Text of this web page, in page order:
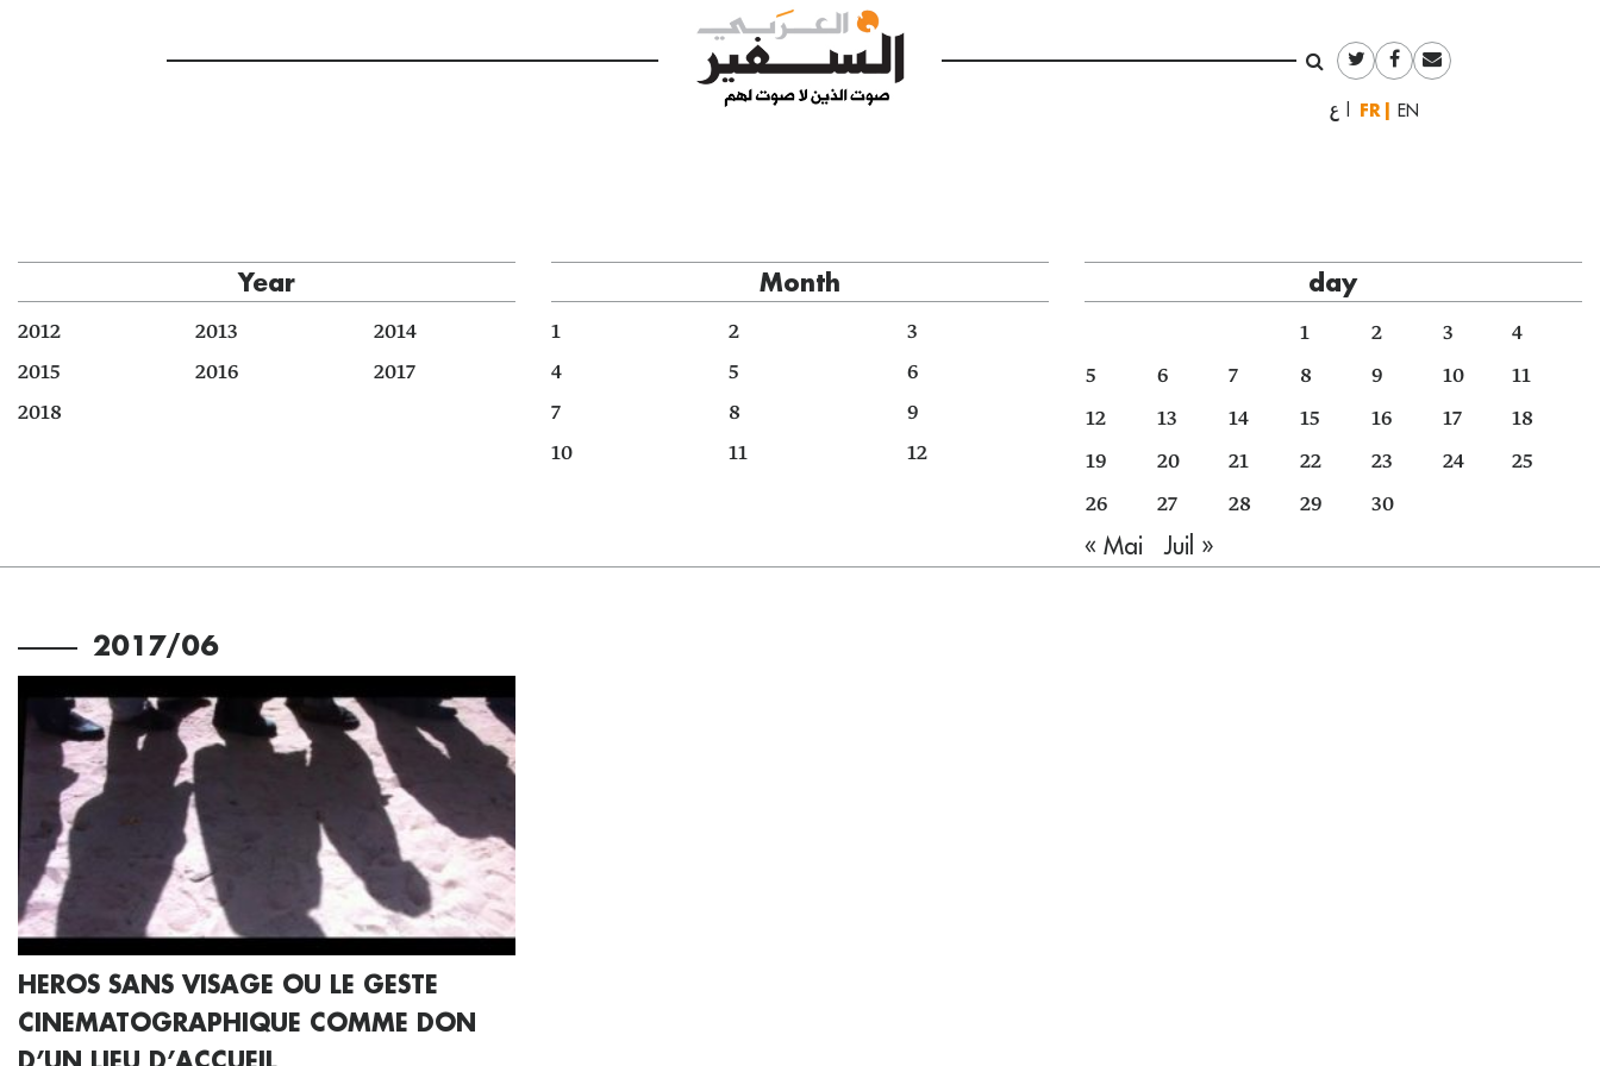
العربيةFrançais
English
Year
2012 2013
2014
2015
2016
2017
2018
Month
1 2
3
4
5
6
7
8
9
10
11 12
day
1 2 3
4
5
6 7 8 9 10
11
12
13 14 15 16 17
18
19
20 21 22 23 24
25
26
27 28 29 30
« Mai Juil »
2017/06
HEROS SANS VISAGE OU LE GESTE
CINEMATOGRAPHIQUE COMME DON